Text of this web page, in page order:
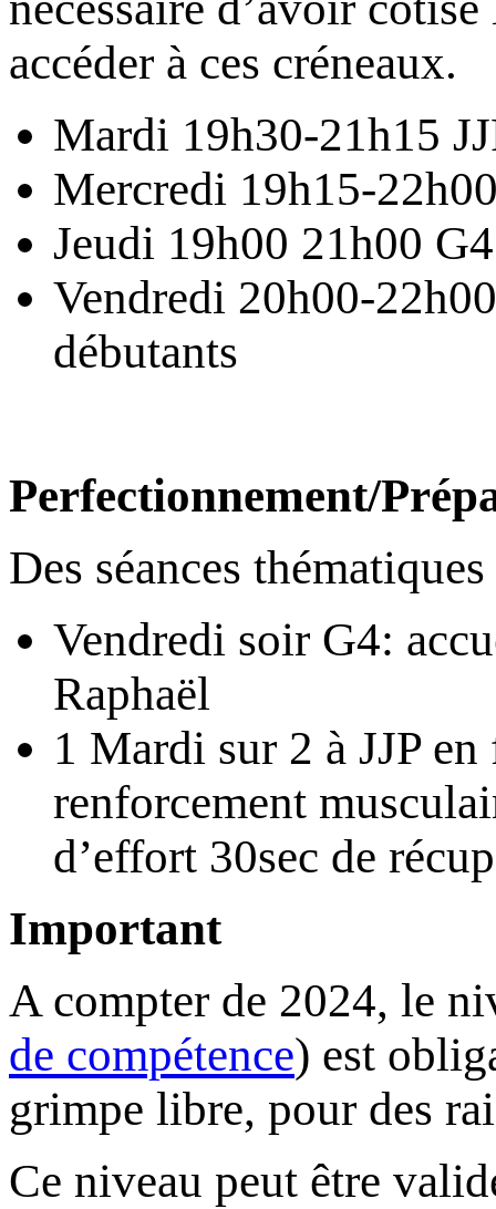
accéder à ces créneaux.
Mardi 19h30-21h15
Mercredi 19h15-
Jeudi 19h00 21h00 G4
Vendredi 20h00-
débutants
Perfectionnement/
Des séances
Vendredi soir G4:
Raphaël
1 Mardi sur 2 à JJP
renforcement
d’effort 30sec de
Important
A compter de 2024, le
de compétence) est
grimpe libre, pour des
Ce niveau peut être